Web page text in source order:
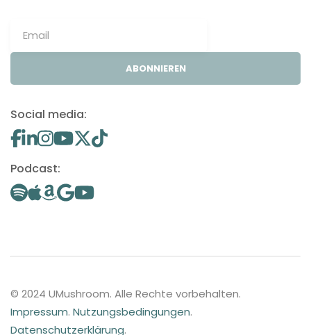
ABONNIEREN
Social media:
Podcast:
© 2024 UMushroom. Alle Rechte vorbehalten.
Impressum. Nutzungsbedingungen.
Datenschutzerklärung.